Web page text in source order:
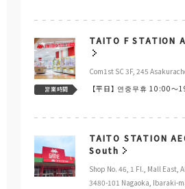
TAITO F STATION
Com1st SC 3F, 245
営業時間 【平日】 연중무휴 10:00～
TAITO STATION
South
Shop No. 46, 1 Fl., Mall East,
3480-101 Nagaoka, Ibaraki-